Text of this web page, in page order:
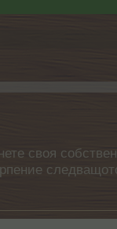
своя